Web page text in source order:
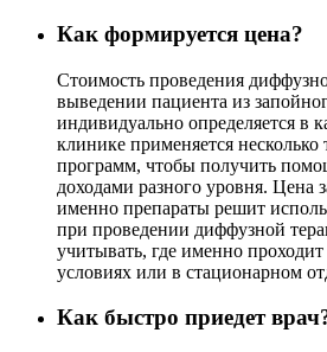
Как формируется цена?
Стоимость проведения
выведении пациента из
индивидуально определяется в
клинике применяется несколько
программ, чтобы получить
доходами разного уровня. Цена
именно препараты решит
при проведении диффузной
учитывать, где именно
условиях или в стационарном
Как быстро приедет